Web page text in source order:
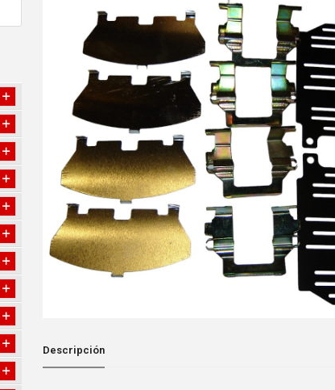
Descripción